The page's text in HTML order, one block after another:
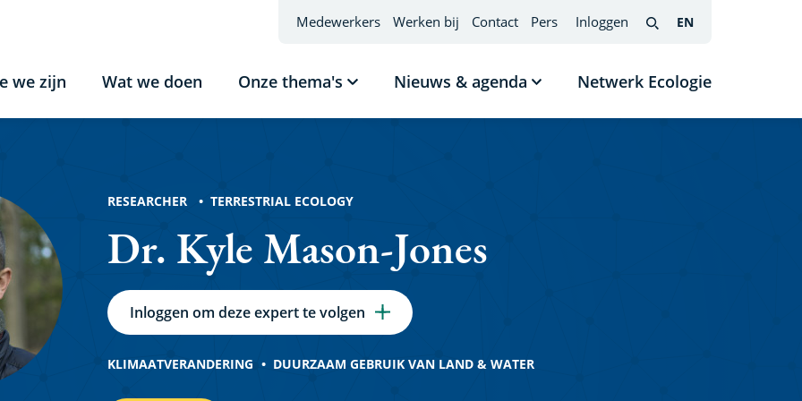
we zijn Wat we doen Onze thema's
Submenu
Nieuws & agenda
Submenu
Netwerk Ecologie
Medewerkers Werken bij Contact Pers Inloggen
Search
EN
Dr. Kyle Mason-Jones
Inloggen om deze expert te volgen
RESEARCHER TERRESTRIAL ECOLOGY
KLIMAATVERANDERING DUURZAAM GEBRUIK VAN LAND & WATER